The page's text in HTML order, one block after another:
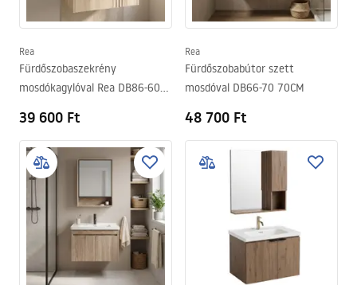
Rea
Fürdőszobaszekrény
mosdókagylóval Rea DB86-60L-
39 600 Ft
Rea
Fürdőszobabútor szett
mosdóval DB66-70 70CM
48 700 Ft